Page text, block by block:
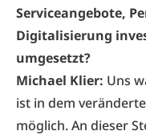
Serviceangebote,
Digitalisierung
umgesetzt?
Michael Klier: Uns
ist in dem
möglich. An dieser